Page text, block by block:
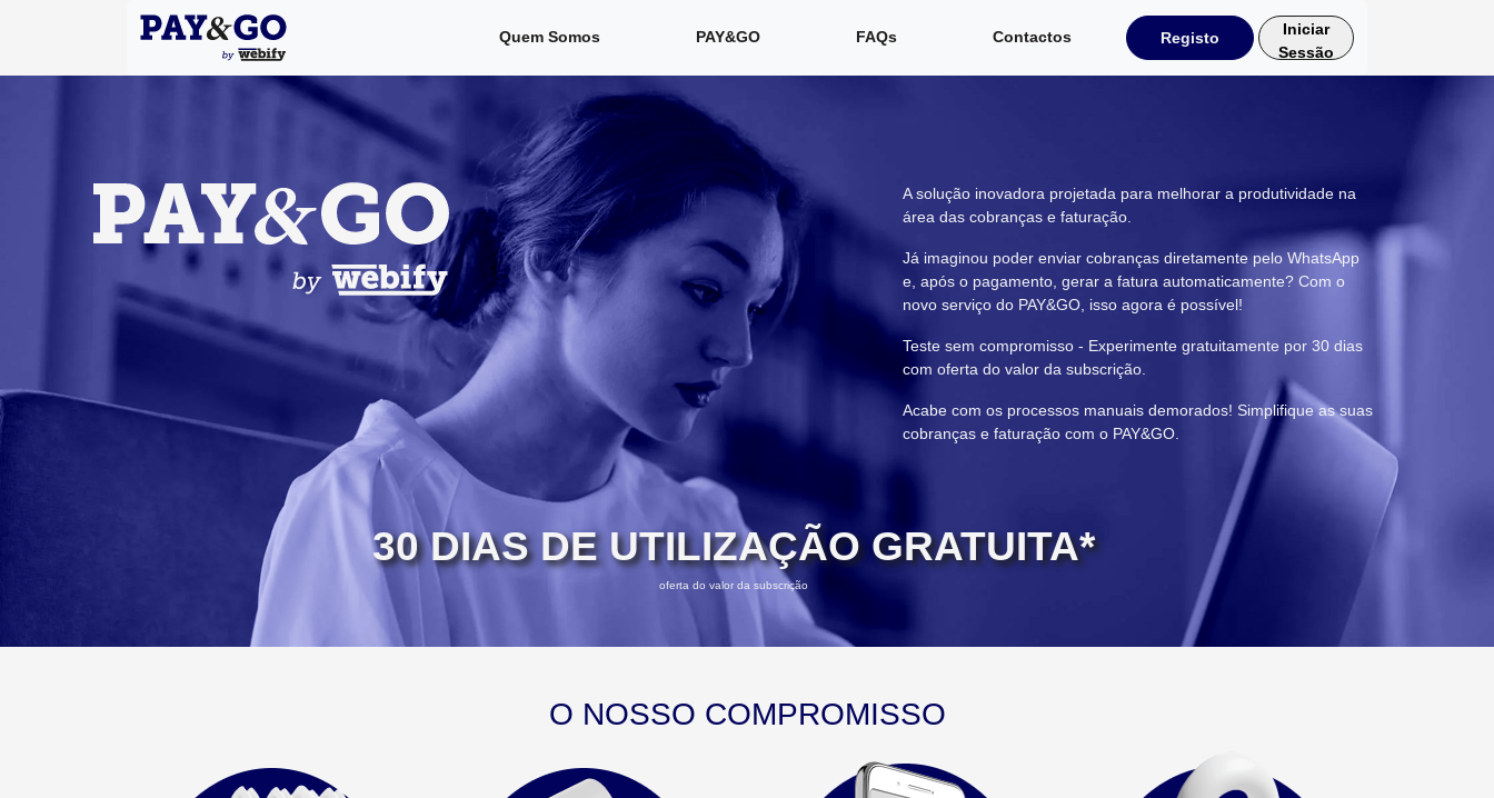
Quem Somos PAY&GO FAQs Contactos Registo
Iniciar
Sessão
A solução inovadora projetada para melhorar a produtividade na
área das cobranças e faturação.
Já imaginou poder enviar cobranças diretamente pelo WhatsApp
e, após o pagamento, gerar a fatura automaticamente? Com o
novo serviço do PAY&GO, isso agora é possível!
Teste sem compromisso - Experimente gratuitamente por 30 dias
com oferta do valor da subscrição.
Acabe com os processos manuais demorados! Simplifique as suas
cobranças e faturação com o PAY&GO.
30 DIAS DE UTILIZAÇÃO GRATUITA*
oferta do valor da subscrição
O NOSSO COMPROMISSO